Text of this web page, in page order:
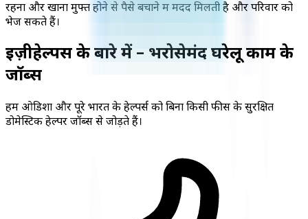
रहना और खाना मुफ्त होने से पैसे बचाने में मदद मिलती है और परिवार को
भेज सकते हैं।
ईज़ीहेल्पर्स के बारे में – भरोसेमंद घरेलू काम के
जॉब्स
हम ओडिशा और पूरे भारत के हेल्पर्स को बिना किसी फीस के सुरक्षित
डोमेस्टिक हेल्पर जॉब्स से जोड़ते हैं।